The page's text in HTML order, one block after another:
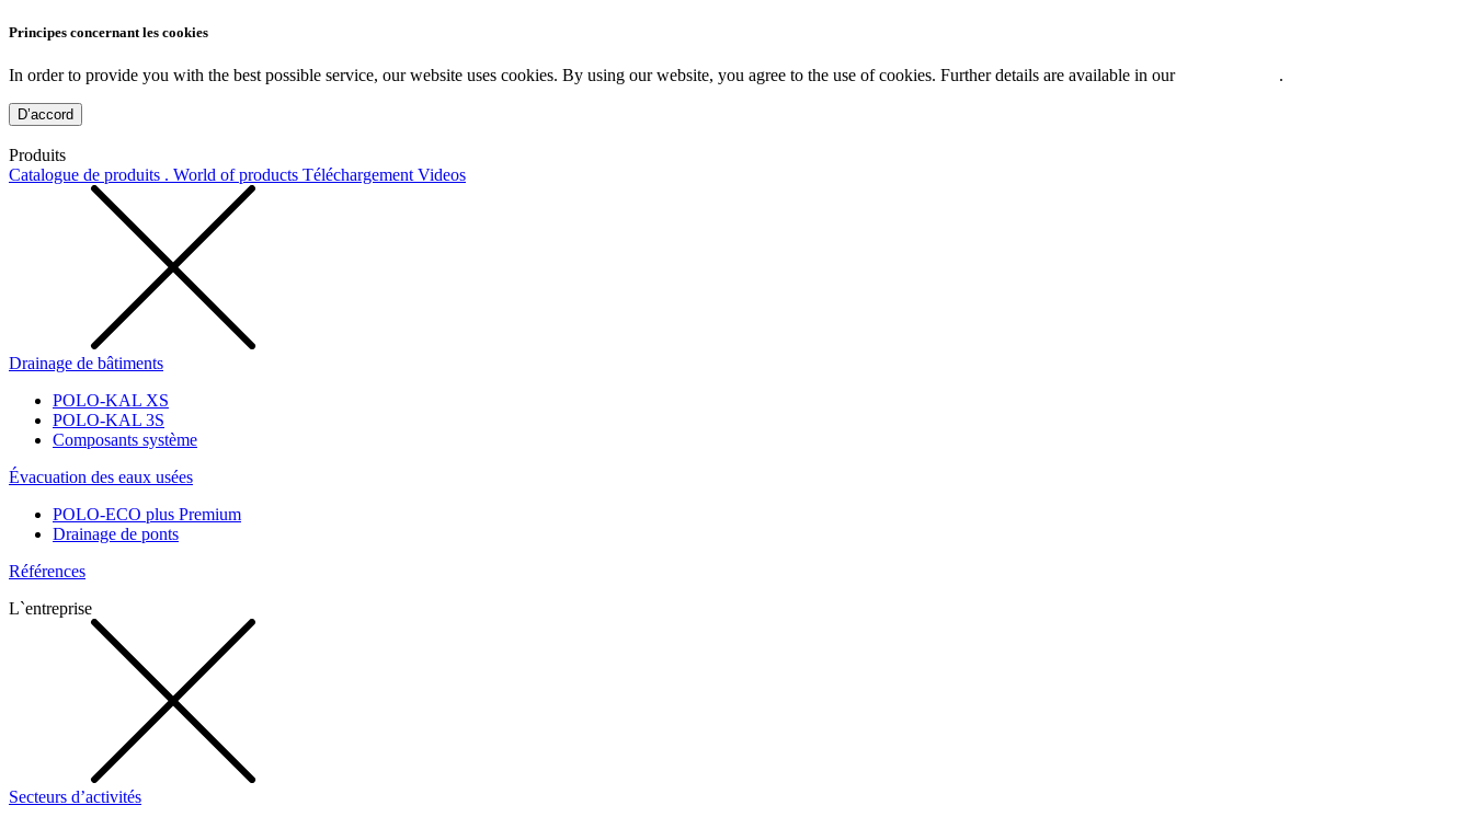
Principes concernant les cookies
In order to provide you with the best possible service, our website uses cookies. By using our website, you agree to the use of cookies. Further details are available in our .
D’accord
Produits
Catalogue de produits . World of products Téléchargement Videos
Drainage de bâtiments
POLO-KAL XS
POLO-KAL 3S
Composants système
Évacuation des eaux usées
POLO-ECO plus Premium
Drainage de ponts
Références
L`entreprise
Secteurs d’activités